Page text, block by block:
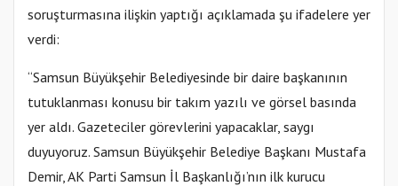
soruşturmasına ilişkin yaptığı açıklamada şu ifadelere yer
verdi:
“Samsun Büyükşehir Belediyesinde bir daire başkanının
tutuklanması konusu bir takım yazılı ve görsel basında
yer aldı. Gazeteciler görevlerini yapacaklar, saygı
duyuyoruz. Samsun Büyükşehir Belediye Başkanı Mustafa
Demir, AK Parti Samsun İl Başkanlığı’nın ilk kurucu